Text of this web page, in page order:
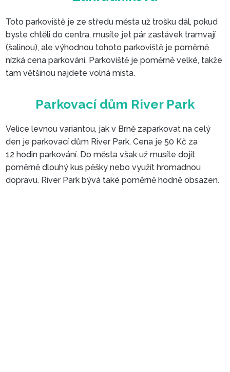
Toto parkoviště je ze středu města už trošku dál, pokud
byste chtěli do centra, musíte jet pár zastávek tramvají
(šalinou), ale výhodnou tohoto parkoviště je poměrně
nízká cena parkování. Parkoviště je poměrně velké, takže
tam většinou najdete volná místa.
Velice levnou variantou, jak v Brně zaparkovat na celý
den je parkovací dům River Park. Cena je 50 Kč za
12 hodin parkování. Do města však už musíte dojít
poměrně dlouhý kus pěšky nebo využít hromadnou
dopravu. River Park bývá také poměrně hodně obsazen.